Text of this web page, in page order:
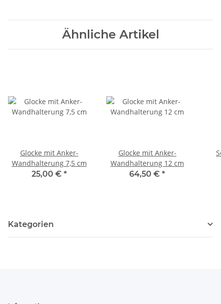
Ähnliche Artikel
Glocke mit Anker-
Wandhalterung 7,5 cm
25,00 € *
Glocke mit Anker-
Wandhalterung 12 cm
64,50 € *
Kategorien